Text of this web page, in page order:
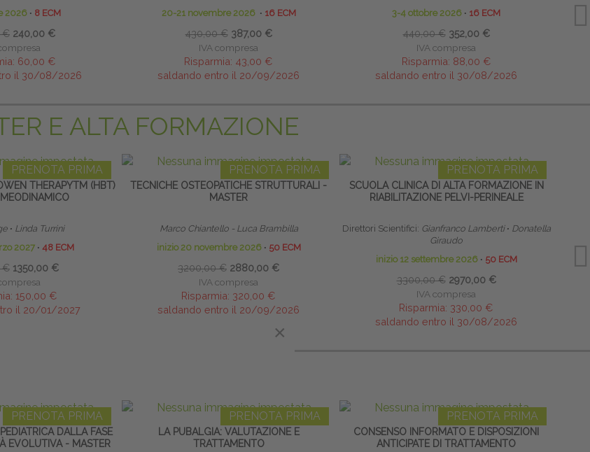
2026 ∙ 8 ECM
€ 240,00 €
60,00 €
il 30/08/2026
20-21 novembre 2026 ∙ 16 ECM
430,00 € 387,00 €
IVA compresa
Risparmia: 43,00 €
saldando entro il 20/09/2026
3-4 ottobre 2026 ∙ 16 ECM
440,00 € 352,00 €
IVA compresa
Risparmia: 88,00 €
saldando entro il 30/08/2026
E ALTA FORMAZIONE
PRENOTA PRIMA
THERAPYTM (HBT)
∙ Linda Turrini
2027 ∙ 48 ECM
€ 1350,00 €
150,00 €
il 20/01/2027
PRENOTA PRIMA
TECNICHE OSTEOPATICHE STRUTTURALI -
MASTER
Marco Chiantello - Luca Brambilla
inizio 20 novembre 2026 ∙ 50 ECM
3200,00 € 2880,00 €
IVA compresa
Risparmia: 320,00 €
saldando entro il 20/09/2026
PRENOTA PRIMA
SCUOLA CLINICA DI ALTA FORMAZIONE IN
RIABILITAZIONE PELVI-PERINEALE
Direttori Scientifici: Gianfranco Lamberti ∙ Donatella
Giraudo
inizio 12 settembre 2026 ∙ 50 ECM
3300,00 € 2970,00 €
IVA compresa
Risparmia: 330,00 €
saldando entro il 30/08/2026
PRENOTA PRIMA
DALLA FASE
EVOLUTIVA - MASTER
PRENOTA PRIMA
LA PUBALGIA: VALUTAZIONE E
TRATTAMENTO
PRENOTA PRIMA
CONSENSO INFORMATO E DISPOSIZIONI
ANTICIPATE DI TRATTAMENTO
×
×